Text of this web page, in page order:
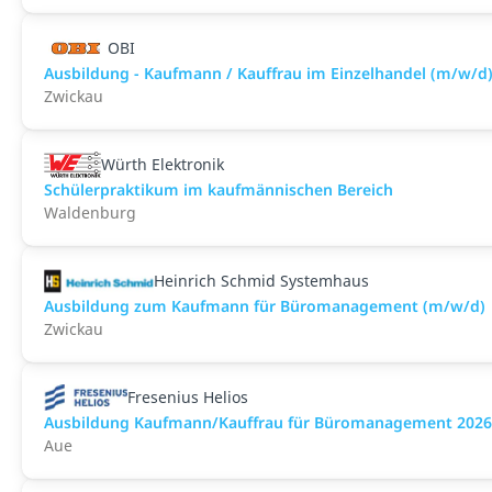
OBI
Ausbildung - Kaufmann / Kauffrau im Einzelhandel (m/w/d)
Zwickau
Würth Elektronik
Schülerpraktikum im kaufmännischen Bereich
Waldenburg
Heinrich Schmid Systemhaus
Ausbildung zum Kaufmann für Büromanagement (m/w/d)
Zwickau
Fresenius Helios
Ausbildung Kaufmann/Kauffrau für Büromanagement
Aue